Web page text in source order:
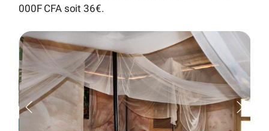
000F CFA soit 36€.